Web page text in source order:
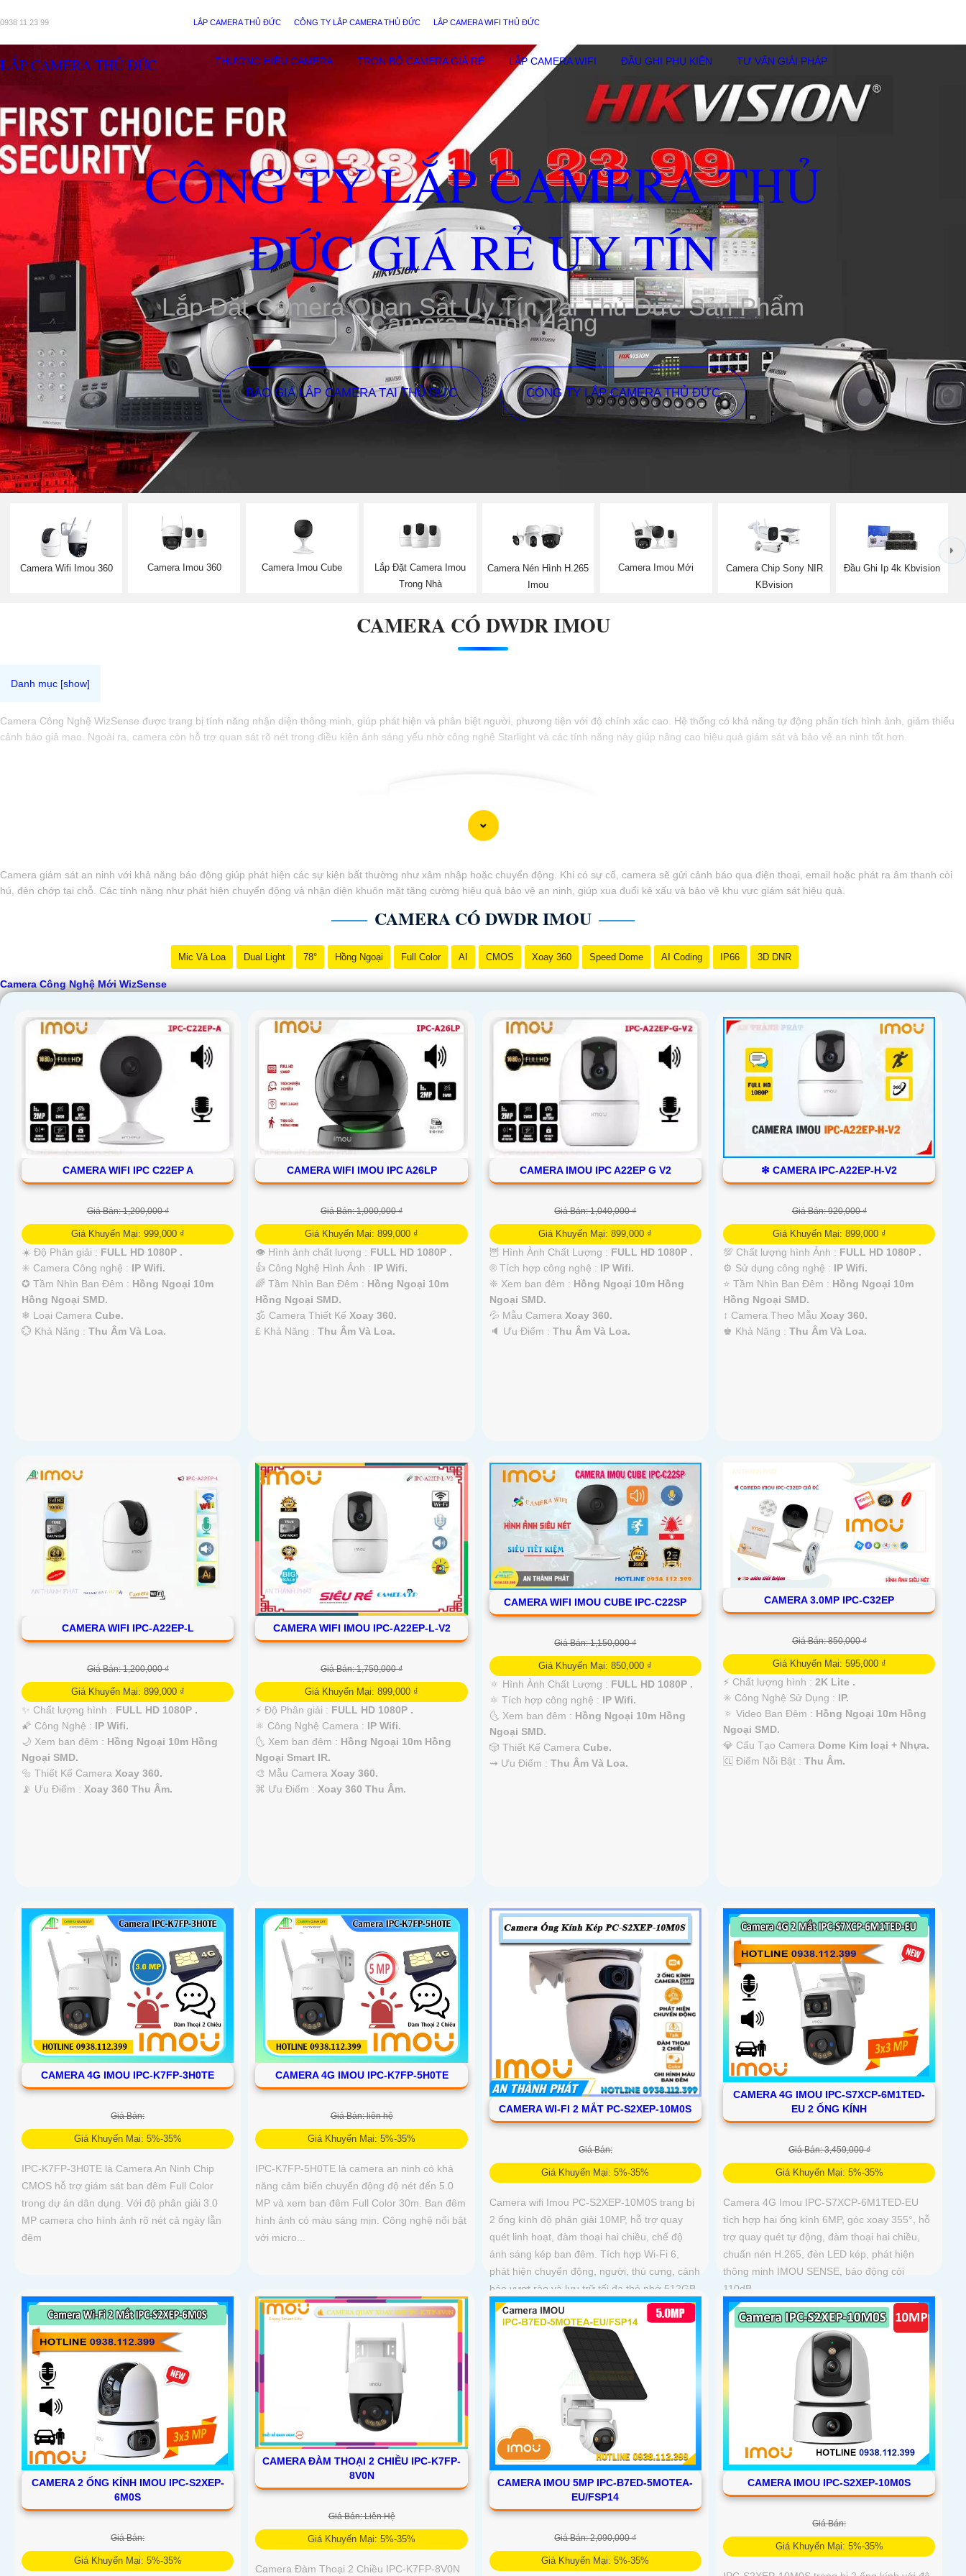
0938 11 23 99 LẮP CAMERA THỦ ĐỨC CÔNG TY LẮP CAMERA THỦ ĐỨC LẮP CAMERA WIFI THỦ ĐỨC
LẮP CAMERA THỦ ĐỨC THƯƠNG HIỆU CAMERA TRỌN BỘ CAMERA GIÁ RẺ LẮP CAMERA WIFI ĐẦU GHI PHỤ KIÊN TƯ VẤN GIẢI PHÁP
CÔNG TY LẮP CAMERA THỦ
ĐỨC GIÁ RẺ UY TÍN
Lắp Đặt Camera Quan Sát Uy Tín Tại Thủ Đức Sản Phẩm
Camera Chính Hãng
BÁO GIÁ LẮP CAMERA TẠI THỦ ĐỨC CÔNG TY LẮP CAMERA THỦ ĐỨC
Camera Wifi Imou 360 Camera Imou 360 Camera Imou Cube
Lắp Đặt Camera Imou
Trong Nhà
Camera Nén Hình H.265
Imou
Camera Imou Mới
Camera Chip Sony NIR
KBvision
Đầu Ghi Ip 4k Kbvision
CAMERA CÓ DWDR IMOU
Camera Công Nghệ WizSense được trang bị tính năng nhận diện thông minh, giúp phát hiện và phân biệt người, phương tiện với độ chính xác cao. Hệ thống có khả năng tự động phân tích hình ảnh, giảm thiểu
cảnh báo giả mạo. Ngoài ra, camera còn hỗ trợ quan sát rõ nét trong điều kiện ánh sáng yếu nhờ công nghệ Starlight và các tính năng này giúp nâng cao hiệu quả giám sát và bảo vệ an ninh tốt hơn.
Camera giám sát an ninh với khả năng báo động giúp phát hiện các sự kiện bất thường như xâm nhập hoặc chuyển động. Khi có sự cố, camera sẽ gửi cảnh báo qua điện thoại, email hoặc phát ra âm thanh còi
hú, đèn chớp tại chỗ. Các tính năng như phát hiện chuyển động và nhận diện khuôn mặt tăng cường hiệu quả bảo vệ an ninh, giúp xua đuổi kẻ xấu và bảo vệ khu vực giám sát hiệu quả.
CAMERA CÓ DWDR IMOU
Mic Và Loa Dual Light 78° Hồng Ngoại Full Color AI CMOS Xoay 360 Speed Dome AI Coding IP66 3D DNR
Camera Công Nghệ Mới WizSense
CAMERA WIFI IPC C22EP A
Giá Bán: 1,200,000 ₫
Giá Khuyến Mại: 999,000 ₫
☀️ Độ Phân giải : FULL HD 1080P .
✳️ Camera Công nghệ : IP Wifi.
✪ Tầm Nhìn Ban Đêm : Hồng Ngoại 10m
Hồng Ngoại SMD.
❄ Loại Camera Cube.
️💮 Khả Năng : Thu Âm Và Loa.
CAMERA WIFI IMOU IPC A26LP
Giá Bán: 1,000,000 ₫
Giá Khuyến Mại: 899,000 ₫
👁 Hình ảnh chất lượng : FULL HD 1080P .
👍 Công Nghệ Hình Ảnh : IP Wifi.
🌈 Tầm Nhìn Ban Đêm : Hồng Ngoại 10m
Hồng Ngoại SMD.
🕉️ Camera Thiết KếXoay 360.
️₤ Khả Năng :Thu Âm Và Loa.
CAMERA IMOU IPC A22EP G V2
Giá Bán: 1,040,000 ₫
Giá Khuyến Mại: 899,000 ₫
🦉 Hình Ành Chất Lượng : FULL HD 1080P .
®️ Tích hợp công nghệ : IP Wifi.
❈ Xem ban đêm : Hồng Ngoại 10m Hồng
Ngoại SMD.
💦 Mẫu Camera Xoay 360.
️🔈 Ưu Điểm : Thu Âm Và Loa.
❇ CAMERA IPC-A22EP-H-V2
Giá Bán: 920,000 ₫
Giá Khuyến Mại: 899,000 ₫
💯 Chất lượng hình Ảnh : FULL HD 1080P .
⚙ Sử dụng công nghệ : IP Wifi.
⭐ Tầm Nhìn Ban Đêm : Hồng Ngoại 10m
Hồng Ngoại SMD.
↕️ Camera Theo MẫuXoay 360.
️♚ Khả Năng :Thu Âm Và Loa.
CAMERA WIFI IPC-A22EP-L
Giá Bán: 1,200,000 ₫
Giá Khuyến Mại: 899,000 ₫
✨ Chất lượng hình : FULL HD 1080P .
🌠 Công Nghệ : IP Wifi.
🌙 Xem ban đêm : Hồng Ngoại 10m Hồng
Ngoại SMD.
🔩 Thiết Kế Camera Xoay 360.
️📡 Ưu Điểm : Xoay 360 Thu Âm.
CAMERA WIFI IMOU IPC-A22EP-L-V2
Giá Bán: 1,750,000 ₫
Giá Khuyến Mại: 899,000 ₫
️⚡ Độ Phân giải : FULL HD 1080P .
⚛️ Công Nghệ Camera : IP Wifi.
🌜 Xem ban đêm : Hồng Ngoại 10m Hồng
Ngoại Smart IR.
🎨 Mẫu Camera Xoay 360.
️⌘ Ưu Điểm : Xoay 360 Thu Âm.
CAMERA WIFI IMOU CUBE IPC-C22SP
Giá Bán: 1,150,000 ₫
Giá Khuyến Mại: 850,000 ₫
🔅 Hình Ành Chất Lượng : FULL HD 1080P .
⚛️ Tích hợp công nghệ : IP Wifi.
🌜 Xem ban đêm : Hồng Ngoại 10m Hồng
Ngoại SMD.
🎲 Thiết Kế Camera Cube.
️⇝ Ưu Điểm : Thu Âm Và Loa.
CAMERA 3.0MP IPC-C32EP
Giá Bán: 850,000 ₫
Giá Khuyến Mại: 595,000 ₫
️⚡ Chất lượng hình :2K Lite .
✳️ Công Nghệ Sử Dụng : IP.
🔅 Video Ban Đêm : Hồng Ngoại 10m Hồng
Ngoại SMD.
💎 Cấu Tạo Camera Dome Kim loại + Nhựa.
️🆑 Điểm Nỗi Bật :Thu Âm.
CAMERA 4G IMOU IPC-K7FP-3H0TE
Giá Bán:
Giá Khuyến Mại: 5%-35%
IPC-K7FP-3H0TE là Camera An Ninh Chip
CMOS hỗ trợ giám sát ban đêm Full Color
trong dự án dân dụng. Với độ phân giải 3.0
MP camera cho hình ảnh rõ nét cả ngày lẫn
đêm
CAMERA 4G IMOU IPC-K7FP-5H0TE
Giá Bán: liên hệ
Giá Khuyến Mại: 5%-35%
IPC-K7FP-5H0TE là camera an ninh có khả
năng cảm biến chuyển động độ nét đến 5.0
MP và xem ban đêm Full Color 30m. Ban đêm
hình ảnh có màu sáng mịn. Công nghệ nổi bật
với micro...
CAMERA WI-FI 2 MẮT PC-S2XEP-10M0S
Giá Bán:
Giá Khuyến Mại: 5%-35%
Camera wifi Imou PC-S2XEP-10M0S trang bị
2 ống kính độ phân giải 10MP, hỗ trợ quay
quét linh hoạt, đàm thoại hai chiều, chế độ
ánh sáng kép ban đêm. Tích hợp Wi-Fi 6,
phát hiện chuyển động, người, thú cưng, cảnh
báo vượt rào và lưu trữ tối đa thẻ nhớ 512GB
CAMERA 4G IMOU IPC-S7XCP-6M1TED-
EU 2 ỐNG KÍNH
Giá Bán: 3,459,000 ₫
Giá Khuyến Mại: 5%-35%
Camera 4G Imou IPC-S7XCP-6M1TED-EU
tích hợp hai ống kính 6MP, góc xoay 355°, hỗ
trợ quay quét tự động, đàm thoại hai chiều,
chuẩn nén H.265, đèn LED kép, phát hiện
thông minh IMOU SENSE, báo động còi
110dB
CAMERA 2 ỐNG KÍNH IMOU IPC-S2XEP-
6M0S
Giá Bán:
Giá Khuyến Mại: 5%-35%
CAMERA ĐÀM THOẠI 2 CHIỀU IPC-K7FP-
8V0N
Giá Bán: Liên Hệ
Giá Khuyến Mại: 5%-35%
Camera Đàm Thoại 2 Chiều IPC-K7FP-8V0N
CAMERA IMOU 5MP IPC-B7ED-5MOTEA-
EU/FSP14
Giá Bán: 2,090,000 ₫
Giá Khuyến Mại: 5%-35%
CAMERA IMOU IPC-S2XEP-10M0S
Giá Bán:
Giá Khuyến Mại: 5%-35%